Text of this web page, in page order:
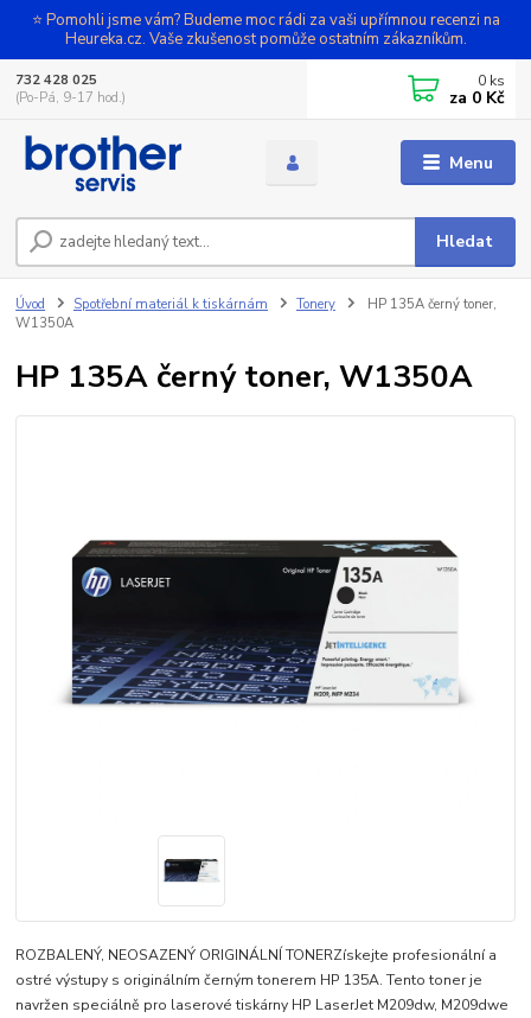
⭐ Pomohli jsme vám? Budeme moc rádi za vaši upřímnou recenzi na
Heureka.cz. Vaše zkušenost pomůže ostatním zákazníkům.
Menu
Hledat
732 428 025
(Po-Pá, 9-17 hod.)
0 ks
za 0 Kč
Úvod Spotřební materiál k tiskárnám Tonery
HP 135A černý toner,
W1350A
HP 135A černý toner, W1350A
ROZBALENÝ, NEOSAZENÝ ORIGINÁLNÍ TONERZískejte profesionální a
ostré výstupy s originálním černým tonerem HP 135A. Tento toner je
navržen speciálně pro laserové tiskárny HP LaserJet M209dw, M209dwe